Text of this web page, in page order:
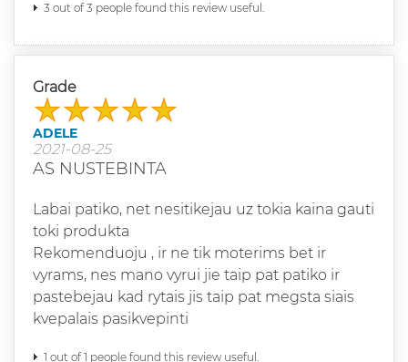
3 out of 3 people found this review useful.
Grade
ADELE
2021-08-25
AS NUSTEBINTA
Labai patiko, net nesitikejau uz tokia kaina gauti
toki produkta
Rekomenduoju , ir ne tik moterims bet ir
vyrams, nes mano vyrui jie taip pat patiko ir
pastebejau kad rytais jis taip pat megsta siais
kvepalais pasikvepinti
1 out of 1 people found this review useful.